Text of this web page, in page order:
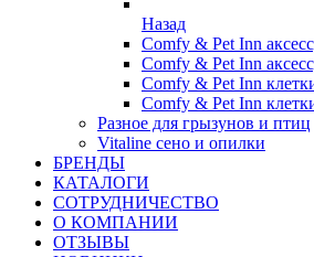
Назад
Comfy & Pet Inn
Comfy & Pet Inn
Comfy & Pet Inn
Comfy & Pet Inn
Разное для грызунов и птиц
Vitaline сено и опилки
БРЕНДЫ
КАТАЛОГИ
СОТРУДНИЧЕСТВО
О КОМПАНИИ
ОТЗЫВЫ